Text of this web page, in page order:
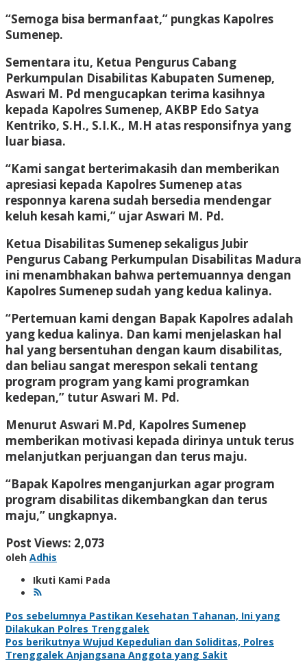
“Semoga bisa bermanfaat,” pungkas Kapolres
Sumenep.
Sementara itu, Ketua Pengurus Cabang
Perkumpulan Disabilitas Kabupaten Sumenep,
Aswari M. Pd mengucapkan terima kasihnya
kepada Kapolres Sumenep, AKBP Edo Satya
Kentriko, S.H., S.I.K., M.H atas responsifnya yang
luar biasa.
“Kami sangat berterimakasih dan memberikan
apresiasi kepada Kapolres Sumenep atas
responnya karena sudah bersedia mendengar
keluh kesah kami,” ujar Aswari M. Pd.
Ketua Disabilitas Sumenep sekaligus Jubir
Pengurus Cabang Perkumpulan Disabilitas Madura
ini menambhakan bahwa pertemuannya dengan
Kapolres Sumenep sudah yang kedua kalinya.
“Pertemuan kami dengan Bapak Kapolres adalah
yang kedua kalinya. Dan kami menjelaskan hal
hal yang bersentuhan dengan kaum disabilitas,
dan beliau sangat merespon sekali tentang
program program yang kami programkan
kedepan,” tutur Aswari M. Pd.
Menurut Aswari M.Pd, Kapolres Sumenep
memberikan motivasi kepada dirinya untuk terus
melanjutkan perjuangan dan terus maju.
“Bapak Kapolres menganjurkan agar program
program disabilitas dikembangkan dan terus
maju,” ungkapnya.
Post Views: 2,073
oleh Adhis
Ikuti Kami Pada
Navigasi
pos
Pos sebelumnya Pastikan Kesehatan Tahanan, Ini yang
Dilakukan Polres Trenggalek
Pos berikutnya Wujud Kepedulian dan Soliditas, Polres
Trenggalek Anjangsana Anggota yang Sakit